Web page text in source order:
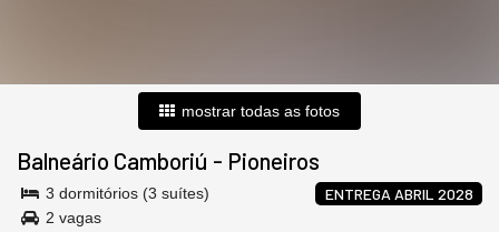
mostrar todas as fotos
Balneário Camboriú - Pioneiros
ENTREGA ABRIL 2028
3 dormitórios (3 suítes)
2 vagas